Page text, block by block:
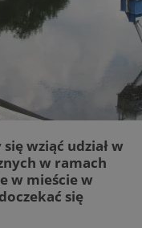
wziąć udział w
w ramach
w mieście w
się